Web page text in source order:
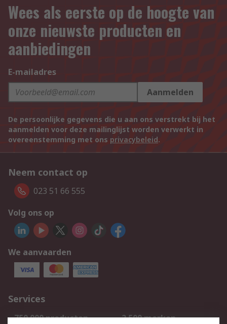
Wees als eerste op de hoogte van
onze nieuwste producten en
aanbiedingen
E-mailadres
Aanmelden
De persoonlijke gegevens die u aan ons verstrekt bij het
aanmelden voor deze mailinglijst worden verwerkt in
overeenstemming met ons privacybeleid.
Neem contact op
023 51 66 555
Volg ons op
We aanvaarden
Services
750.000 producten
2.500 merken